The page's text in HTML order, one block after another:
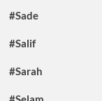
#Sade
#Salif
#Sarah